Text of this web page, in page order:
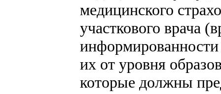
медицинского
участкового врача
информированности
их от уровня
которые должны